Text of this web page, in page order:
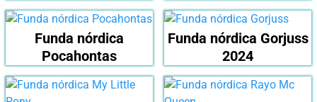
Funda nórdica
Pocahontas
Funda nórdica Gorjuss
2024